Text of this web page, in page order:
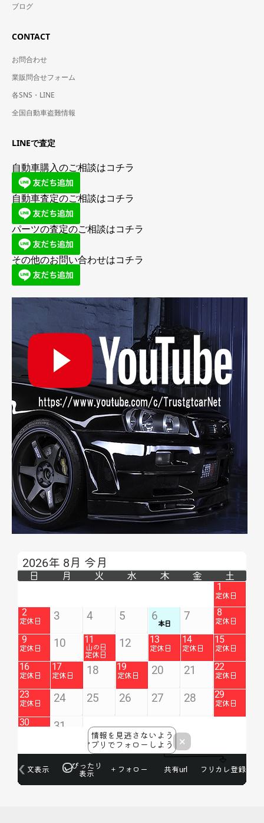
ブログ
CONTACT
お問合わせ
業販問合せフォーム
各SNS・LINE
全国自動車盗難情報
LINEで査定
自動車購入のご相談はコチラ
自動車査定のご相談はコチラ
パーツの査定のご相談はコチラ
その他のお問い合わせはコチラ